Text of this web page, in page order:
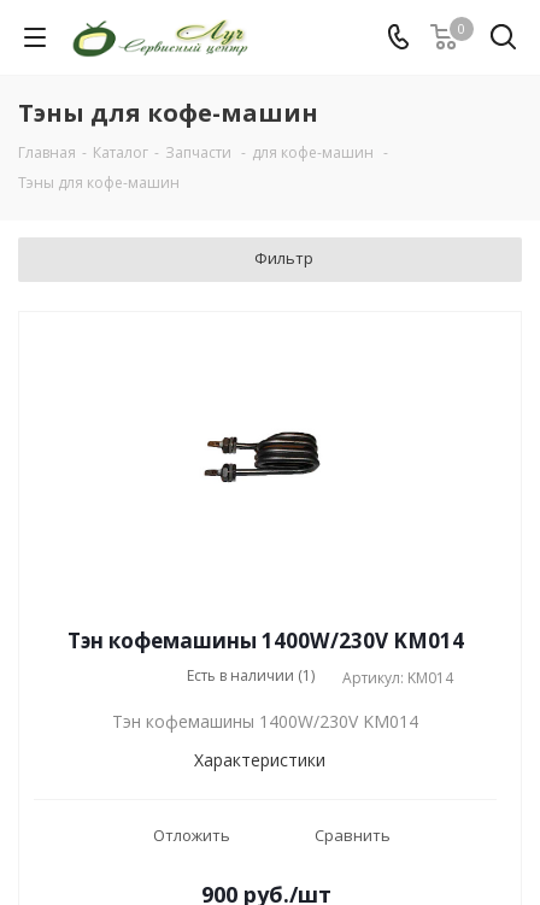
0
Тэны для кофе-машин
Главная - Каталог - Запчасти - для кофе-машин -
Тэны для кофе-машин
Фильтр
Тэн кофемашины 1400W/230V KM014
Есть в наличии (1) Артикул: KM014
Тэн кофемашины 1400W/230V KM014
Характеристики
Отложить Сравнить
900руб./шт